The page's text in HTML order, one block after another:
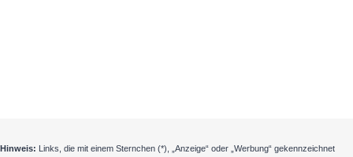
Hinweis: Links, die mit einem Sternchen (*), „Anzeige“ oder „Werbung“ gekennzeichnet